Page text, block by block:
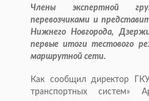
Члены экспертной
перевозчиками и
Нижнего Новгорода,
первые итоги тестового
маршрутной сети.
Как сообщил директор
транспортных систем»